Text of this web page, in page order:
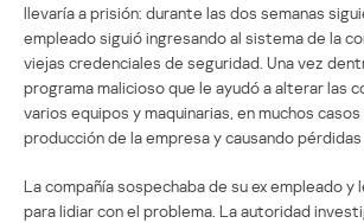
llevaría a prisión: durante las dos semanas
empleado siguió ingresando al sistema de la
viejas credenciales de seguridad. Una vez
programa malicioso que le ayudó a alterar las
varios equipos y maquinarias, en muchos
producción de la empresa y causando pérdidas
La compañía sospechaba de su ex empleado y
para lidiar con el problema. La autoridad